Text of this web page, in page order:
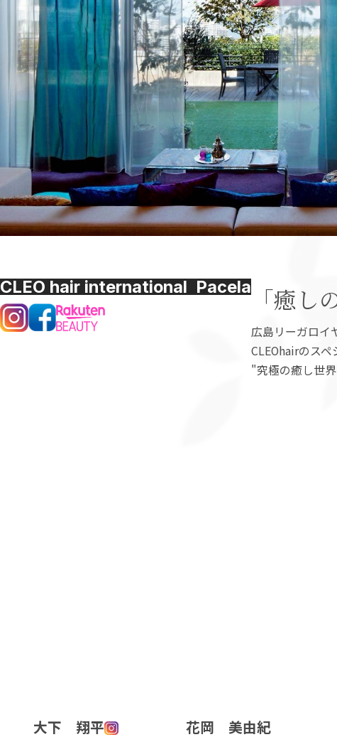
CLEO hair international Pacela 「癒し
広島リーガロイ
CLEOhairのス
"究極の癒し世界
大下 翔平 花岡 美由紀